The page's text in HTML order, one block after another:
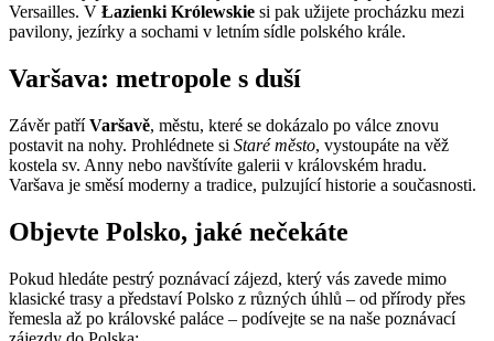
Versailles. V Łazienki Królewskie si pak užijete procházku mezi
pavilony, jezírky a sochami v letním sídle polského krále.
Varšava: metropole s duší
Závěr patříVaršavě, městu, které se dokázalo po válce znovu
postavit na nohy. Prohlédnete si Staré město, vystoupáte na věž
kostela sv. Anny nebo navštívíte galerii v královském hradu.
Varšava je směsí moderny a tradice, pulzující historie a současnosti.
Objevte Polsko, jaké nečekáte
Pokud hledáte pestrý poznávací zájezd, který vás zavede mimo
klasické trasy a představí Polsko z různých úhlů – od přírody přes
řemesla až po královské paláce – podívejte se na naše poznávací